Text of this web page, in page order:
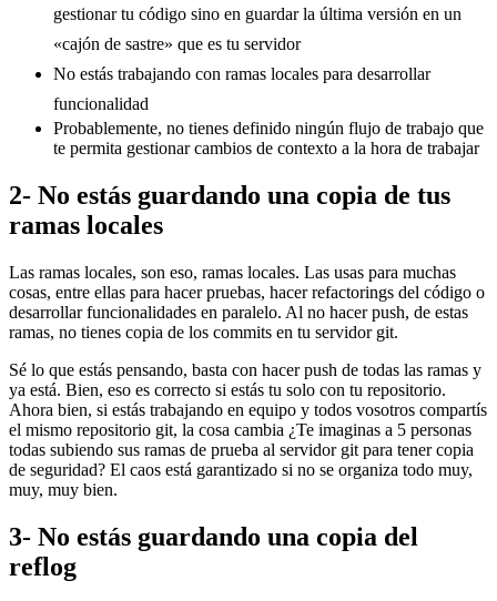
gestionar tu código sino en guardar la última versión en un
«cajón de sastre» que es tu servidor
No estás trabajando con ramas locales para desarrollar
funcionalidad
Probablemente, no tienes definido ningún flujo de trabajo que
te permita gestionar cambios de contexto a la hora de trabajar
2- No estás guardando una copia de tus
ramas locales
Las ramas locales, son eso, ramas locales. Las usas para muchas
cosas, entre ellas para hacer pruebas, hacer refactorings del código o
desarrollar funcionalidades en paralelo. Al no hacer push, de estas
ramas, no tienes copia de los commits en tu servidor git.
Sé lo que estás pensando, basta con hacer push de todas las ramas y
ya está. Bien, eso es correcto si estás tu solo con tu repositorio.
Ahora bien, si estás trabajando en equipo y todos vosotros compartís
el mismo repositorio git, la cosa cambia ¿Te imaginas a 5 personas
todas subiendo sus ramas de prueba al servidor git para tener copia
de seguridad? El caos está garantizado si no se organiza todo muy,
muy, muy bien.
3- No estás guardando una copia del
reflog